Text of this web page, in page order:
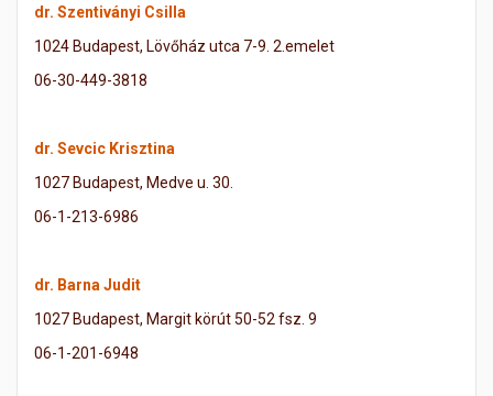
dr. Szentiványi Csilla
1024 Budapest, Lövőház utca 7-9. 2.emelet
06-30-449-3818
dr. Sevcic Krisztina
1027 Budapest, Medve u. 30.
06-1-213-6986
dr. Barna Judit
1027 Budapest, Margit körút 50-52 fsz. 9
06-1-201-6948